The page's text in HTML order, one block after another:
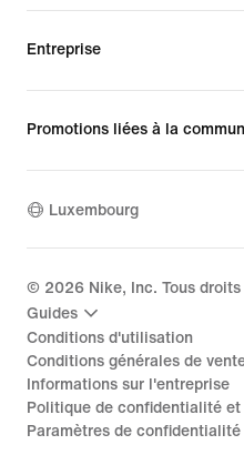
Entreprise
Promotions liées à la
Luxembourg
© 2026 Nike, Inc. Tous
Guides
Conditions d'utilisation
Conditions générales de
Informations sur l'entreprise
Politique de confidentialité
Paramètres de